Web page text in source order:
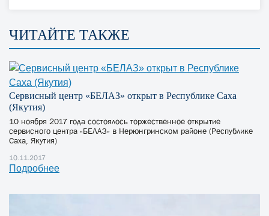
ЧИТАЙТЕ ТАКЖЕ
Сервисный центр «БЕЛАЗ» открыт в Республике Саха
(Якутия)
10 ноября 2017 года состоялось торжественное открытие
сервисного центра «БЕЛАЗ» в Нерюнгринском районе (Республике
Саха, Якутия)
10.11.2017
Подробнее